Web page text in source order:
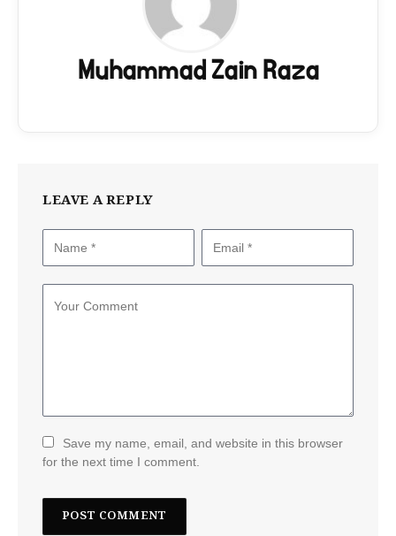
Muhammad Zain Raza
LEAVE A REPLY
Save my name, email, and website in this browser
for the next time I comment.